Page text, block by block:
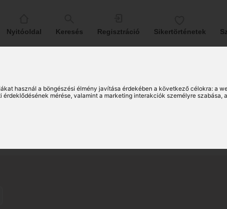
használ a böngészési élmény javítása érdekében a következő célokra:a
mérése, valamint a marketing interakciók személyre szabása,
Nyitóoldal Keresés Regisztráció Sikertörténetek
(50)
társkereső nő